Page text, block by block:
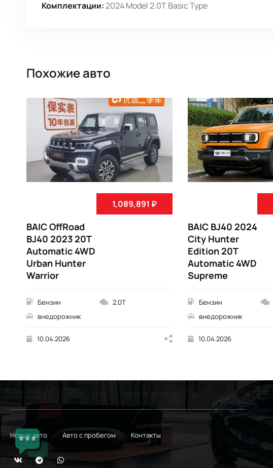
Комплектации:2024 Model 2.0T Basic Type
Похожие авто
1,089,891 ₽
BAIC OffRoad
BJ40 2023 20T
Automatic 4WD
Urban Hunter
Warrior
Бензин
2.0T
внедорожник
10.04.2026
BAIC BJ40 2024
City Hunter
Edition 20T
Automatic 4WD
Supreme
Бензин
внедорожник
10.04.2026
Новые авто Авто с пробегом Контакты